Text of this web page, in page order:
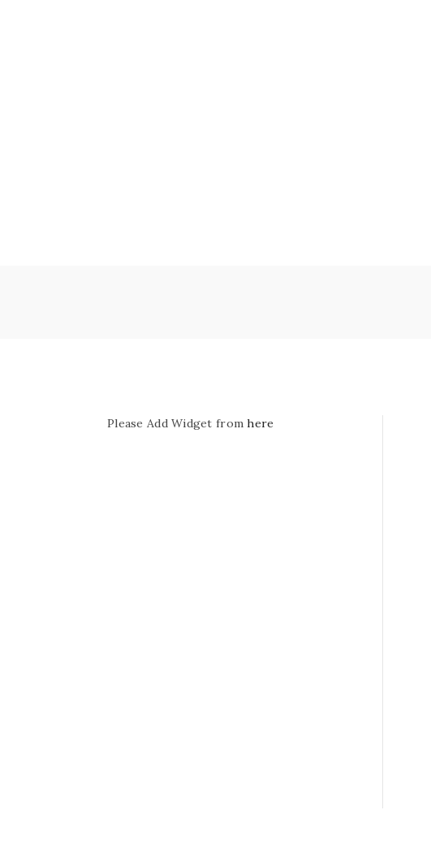
Please Add Widget fromhere